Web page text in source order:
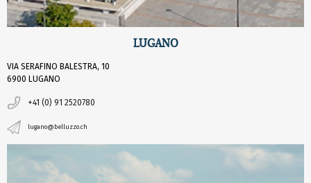
LUGANO
VIA SERAFINO BALESTRA, 10
6900 LUGANO
+41 (0) 91 2520780
lugano@belluzzo.ch